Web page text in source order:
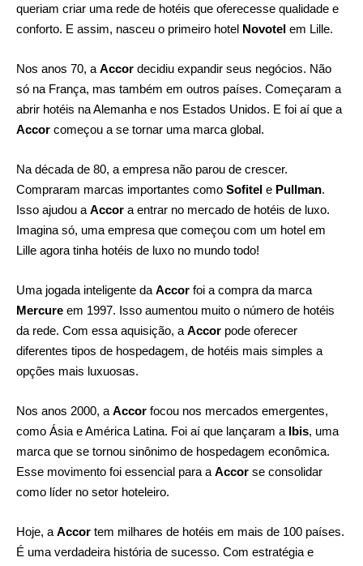
queriam criar uma rede de hotéis que oferecesse qualidade e
conforto. E assim, nasceu o primeiro hotel Novotel em Lille.
Nos anos 70, a Accor decidiu expandir seus negócios. Não
só na França, mas também em outros países. Começaram a
abrir hotéis na Alemanha e nos Estados Unidos. E foi aí que a
Accor começou a se tornar uma marca global.
Na década de 80, a empresa não parou de crescer.
Compraram marcas importantes como Sofitel e Pullman.
Isso ajudou a Accor a entrar no mercado de hotéis de luxo.
Imagina só, uma empresa que começou com um hotel em
Lille agora tinha hotéis de luxo no mundo todo!
Uma jogada inteligente da Accor foi a compra da marca
Mercure em 1997. Isso aumentou muito o número de hotéis
da rede. Com essa aquisição, a Accor pode oferecer
diferentes tipos de hospedagem, de hotéis mais simples a
opções mais luxuosas.
Nos anos 2000, a Accor focou nos mercados emergentes,
como Ásia e América Latina. Foi aí que lançaram a Ibis, uma
marca que se tornou sinônimo de hospedagem econômica.
Esse movimento foi essencial para a Accor se consolidar
como líder no setor hoteleiro.
Hoje, a Accor tem milhares de hotéis em mais de 100 países.
É uma verdadeira história de sucesso. Com estratégia e